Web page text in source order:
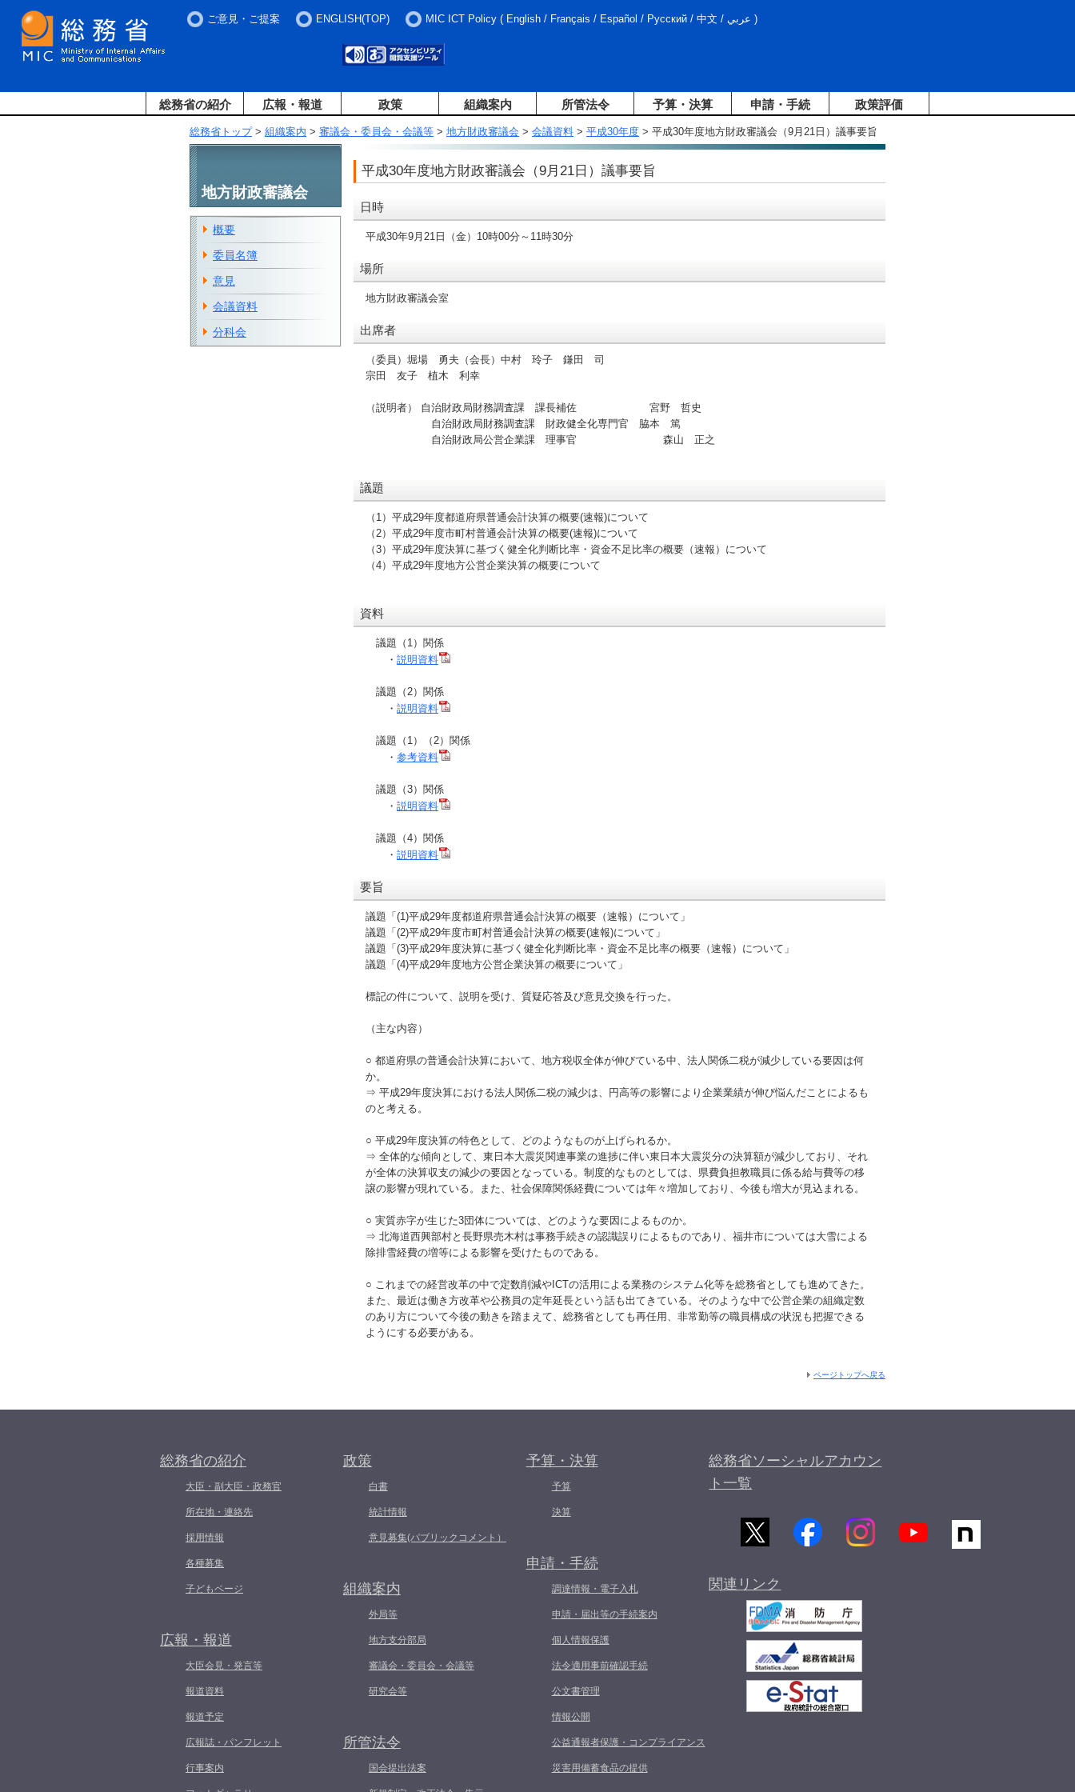
ご意見・ご提案 ENGLISH(TOP) MIC ICT Policy ( English / Français / Español / Русский / 中文 / عربي )
総務省の紹介 広報・報道 政策 組織案内 所管法令 予算・決算 申請・手続 政策評価
総務省トップ> 組織案内 > 審議会・委員会・会議等 > 地方財政審議会 > 会議資料 > 平成30年度 > 平成30年度地方財政審議会（9月21日）議事要旨
平成30年度地方財政審議会（9月21日）議事要旨
日時
平成30年9月21日（金）10時00分～11時30分
場所
地方財政審議会室
出席者
（委員）堀場 勇夫（会長）中村 玲子 鎌田 司
宗田 友子 植木 利幸
（説明者） 自治財政局財務調査課 課長補佐 宮野 哲史
自治財政局財務調査課 財政健全化専門官 脇本 篤
自治財政局公営企業課 理事官 森山 正之
議題
（1）平成29年度都道府県普通会計決算の概要(速報)について
（2）平成29年度市町村普通会計決算の概要(速報)について
（3）平成29年度決算に基づく健全化判断比率・資金不足比率の概要（速報）について
（4）平成29年度地方公営企業決算の概要について
資料
議題（1）関係
・ 説明資料
議題（2）関係
・ 説明資料
議題（1）（2）関係
・ 参考資料
議題（3）関係
・ 説明資料
議題（4）関係
・ 説明資料
要旨
議題「(1)平成29年度都道府県普通会計決算の概要（速報）について」
議題「(2)平成29年度市町村普通会計決算の概要(速報)について」
議題「(3)平成29年度決算に基づく健全化判断比率・資金不足比率の概要（速報）について」
議題「(4)平成29年度地方公営企業決算の概要について」
標記の件について、説明を受け、質疑応答及び意見交換を行った。
（主な内容）
○ 都道府県の普通会計決算において、地方税収全体が伸びている中、法人関係二税が減少している要因は何
か。
⇒ 平成29年度決算における法人関係二税の減少は、円高等の影響により企業業績が伸び悩んだことによるも
のと考える。
○ 平成29年度決算の特色として、どのようなものが上げられるか。
⇒ 全体的な傾向として、東日本大震災関連事業の進捗に伴い東日本大震災分の決算額が減少しており、それ
が全体の決算収支の減少の要因となっている。制度的なものとしては、県費負担教職員に係る給与費等の移
譲の影響が現れている。また、社会保障関係経費については年々増加しており、今後も増大が見込まれる。
○ 実質赤字が生じた3団体については、どのような要因によるものか。
⇒ 北海道西興部村と長野県売木村は事務手続きの認識誤りによるものであり、福井市については大雪による
除排雪経費の増等による影響を受けたものである。
○ これまでの経営改革の中で定数削減やICTの活用による業務のシステム化等を総務省としても進めてきた。
また、最近は働き方改革や公務員の定年延長という話も出てきている。そのような中で公営企業の組織定数
のあり方について今後の動きを踏まえて、総務省としても再任用、非常勤等の職員構成の状況も把握できる
ようにする必要がある。
ページトップへ戻る
地方財政審議会
概要
委員名簿
意見
会議資料
分科会
総務省の紹介
大臣・副大臣・政務官
所在地・連絡先
採用情報
各種募集
子どもページ
広報・報道
大臣会見・発言等
報道資料
報道予定
広報誌・パンフレット
行事案内
政策
白書
統計情報
意見募集(パブリックコメント）
組織案内
外局等
地方支分部局
審議会・委員会・会議等
研究会等
所管法令
国会提出法案
予算・決算
予算
決算
申請・手続
調達情報・電子入札
申請・届出等の手続案内
個人情報保護
法令適用事前確認手続
公文書管理
情報公開
公益通報者保護・コンプライアンス
災害用備蓄食品の提供
総務省ソーシャルアカウン
ト一覧
関連リンク